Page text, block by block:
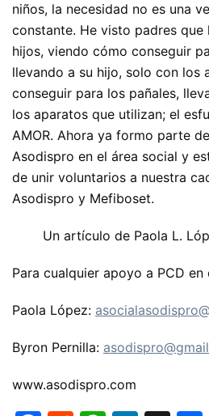
niños, la necesidad no es una
constante. He visto padres que
hijos, viendo cómo conseguir
llevando a su hijo, solo con los
conseguir para los pañales,
los aparatos que utilizan; el
AMOR. Ahora ya formo parte
Asodispro en el área social y
de unir voluntarios a nuestra
Asodispro y Mefiboset.
Un artículo de Paola L.
Para cualquier apoyo a PCD
Paola López:
Byron Pernilla:
www.asodispro.com